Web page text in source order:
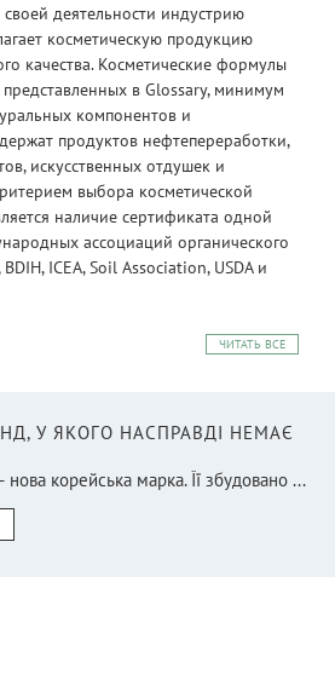
деятельности индустрию
косметическую продукцию
качества. Косметические формулы
представленных в Glossary, минимум
компонентов и
продуктов нефтепереработки,
искусственных отдушек и
выбора косметической
наличие сертификата одной
ассоциаций органического
ICEA, Soil Association, USDA и
ЧИТАТЬ ВСЕ
У ЯКОГО НАСПРАВДІ НЕМАЄ
корейська марка. Її збудовано ...